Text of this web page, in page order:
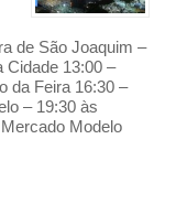
de São Joaquim –
Cidade 13:00 –
da Feira 16:30 –
– 19:30 às
Modelo